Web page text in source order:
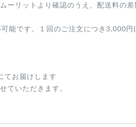
ーリットより確認のうえ、配送料の差
能です。１回のご注文につき3,000円
てお届けします
ていただきます。